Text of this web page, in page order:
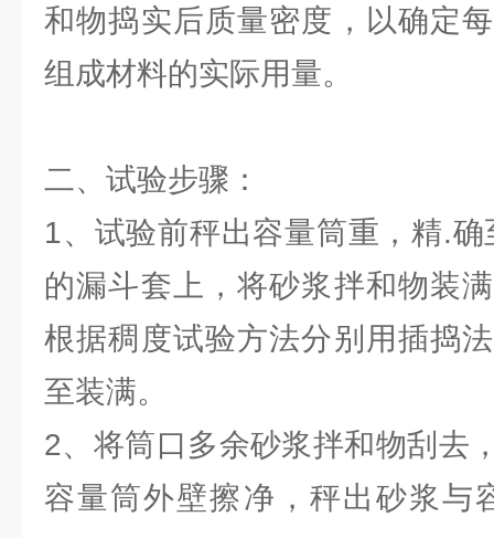
和物捣实后质量密度，以确定
组成材料的实际用量。
二、试验步骤：
1、试验前秤出容量筒重，精.
的漏斗套上，将砂浆拌和物装
根据稠度试验方法分别用插捣
至装满。
2、将筒口多余砂浆拌和物刮去
容量筒外壁擦净，秤出砂浆与